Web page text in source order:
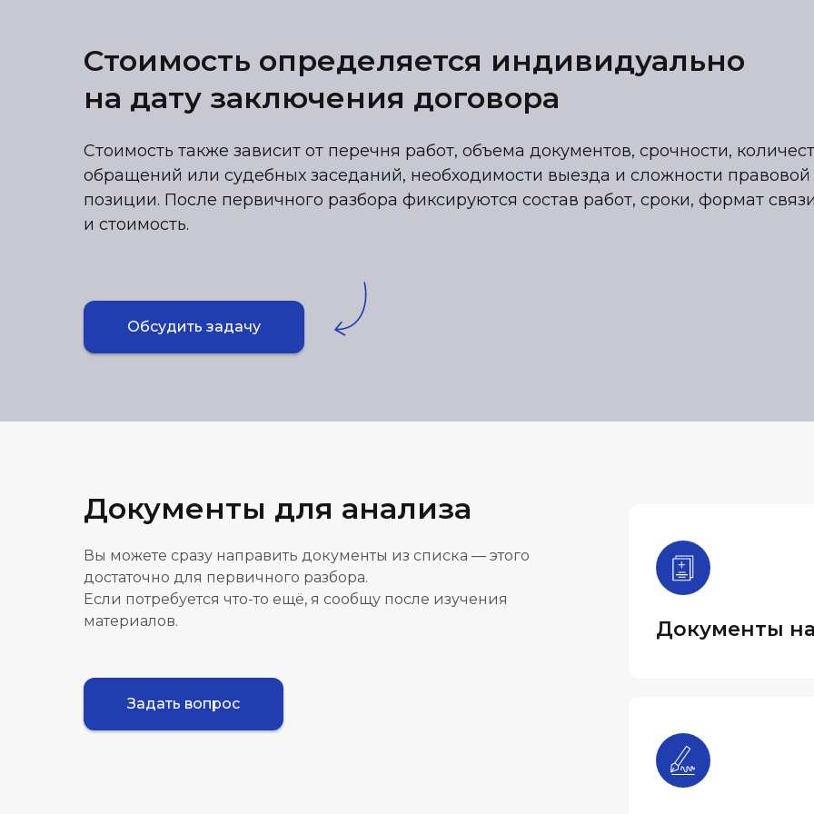
Стоимость определяется индивидуально
на дату заключения договора
Стоимость также зависит от перечня работ, объема документов, срочности,
обращений или судебных заседаний, необходимости выезда и сложности правовой
позиции. После первичного разбора фиксируются состав работ, сроки, формат связи
и стоимость.
Обсудить задачу
Документы для анализа
Вы можете сразу направить документы из списка — этого
достаточно для первичного разбора.
Если потребуется что-то ещё, я сообщу после изучения
материалов.
Задать вопрос
Документы